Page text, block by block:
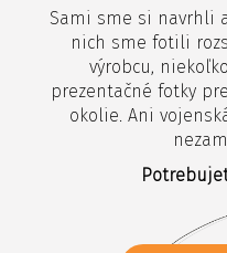
Sami sme si navrhli
nich sme fotili
výrobcu,
prezentačné fotky
okolie. Ani